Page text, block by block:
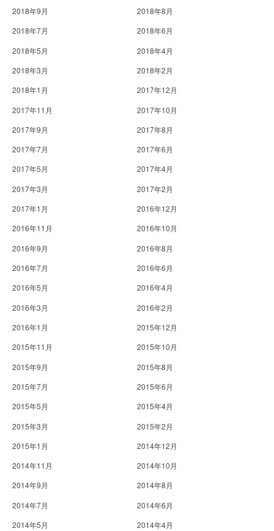
2018年9月
2018年8月
2018年7月
2018年6月
2018年5月
2018年4月
2018年3月
2018年2月
2018年1月
2017年12月
2017年11月
2017年10月
2017年9月
2017年8月
2017年7月
2017年6月
2017年5月
2017年4月
2017年3月
2017年2月
2017年1月
2016年12月
2016年11月
2016年10月
2016年9月
2016年8月
2016年7月
2016年6月
2016年5月
2016年4月
2016年3月
2016年2月
2016年1月
2015年12月
2015年11月
2015年10月
2015年9月
2015年8月
2015年7月
2015年6月
2015年5月
2015年4月
2015年3月
2015年2月
2015年1月
2014年12月
2014年11月
2014年10月
2014年9月
2014年8月
2014年7月
2014年6月
2014年5月
2014年4月